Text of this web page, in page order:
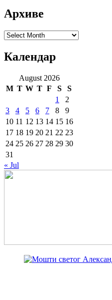
Архиве
Архиве
Календар
August 2026
M T W T F S
S
1
2
3
4 5 6 7 8
9
10 11 12 13 14 15 16
17 18 19 20 21 22 23
24 25 26 27 28 29 30
31
« Jul